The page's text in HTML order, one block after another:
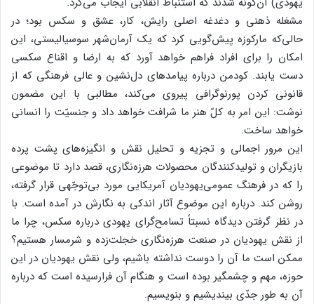
مشغله ذهنی و دغدغه اصلی رایش، کار، عشق و سکس بود؛ در
حالی‌که مارکوزه پیش‌گویی کرد که یک آرمان‌شهر سوسیالیستی، این
امکان را برای افراد فراهم خواهد آورد که به ارضا و اقناع سکسی
دست یابند. کودمن درباره پیامدهای دل‌نشین و عالی فرهنگی که از
قانونی کردن پورنوگرافی پیروی می‌کند، مطالبی با این مضمون
نوشت: این امر به کلّ هنر ما شرافت خواهد داد و جنسیّت را انسانی
خواهد ساخت.
این مرور اجمالی و تجزیه و تحلیل نقش و انگیزه‌های پشت پرده
بازیگران و تولیدکنندگان محصولات هرزه‌نگاری، قصد دارد تا موضوعی
را که در فرهنگ عمومی‌یهودیان آمریکایی مورد بی‌توجّهی قرار گرفته،
روشن کند. درباره این موضوع آثار اندکی به نگارش در آمده است. با
در نظر گرفتن دیدگاه نسبتاً تسامح‌گرای یهودی درباره سکس، چرا ما
از نقش یهودیان در صنعت هرزه‌نگاری خجلت‌زده و شرمسار هستیم؟
ممکن است ما آن را دوست نداشته باشیم، ولی نقش یهودیان در این
حوزه، مهم و چشمگیر بوده است و هنگام آن فرارسیده است که درباره
آن به طور جدّی بیندیشیم و بنویسیم.